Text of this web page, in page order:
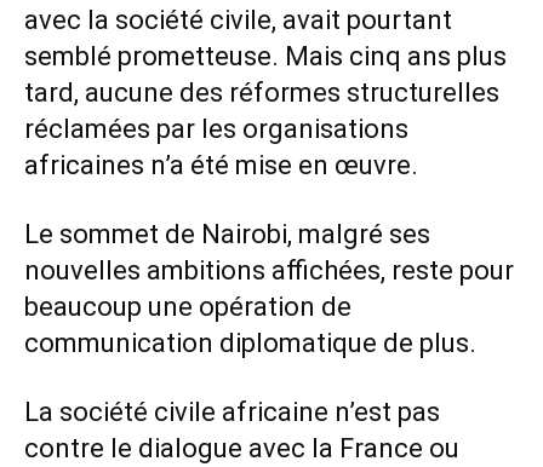
avec la société civile, avait pourtant
semblé prometteuse. Mais cinq ans plus
tard, aucune des réformes structurelles
réclamées par les organisations
africaines n’a été mise en œuvre.
Le sommet de Nairobi, malgré ses
nouvelles ambitions affichées, reste pour
beaucoup une opération de
communication diplomatique de plus.
La société civile africaine n’est pas
contre le dialogue avec la France ou